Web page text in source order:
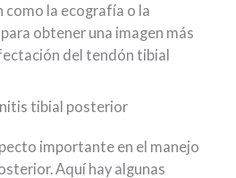
como la ecografía o la
obtener una imagen más
del tendón tibial
tibial posterior
importante en el manejo
Aquí hay algunas